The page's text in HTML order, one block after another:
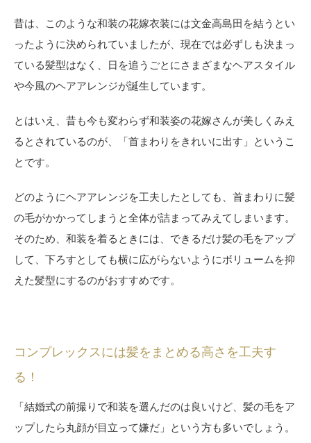
昔は、このような和装の花嫁衣装には文金高島田を結うとい
ったように決められていましたが、現在では必ずしも決まっ
ている髪型はなく、日を追うごとにさまざまなヘアスタイル
や今風のヘアアレンジが誕生しています。
とはいえ、昔も今も変わらず和装姿の花嫁さんが美しくみえ
るとされているのが、「首まわりをきれいに出す」というこ
とです。
どのようにヘアアレンジを工夫したとしても、首まわりに髪
の毛がかかってしまうと全体が詰まってみえてしまいます。
そのため、和装を着るときには、できるだけ髪の毛をアップ
して、下ろすとしても横に広がらないようにボリュームを抑
えた髪型にするのがおすすめです。
コンプレックスには髪をまとめる高さを工夫す
る！
「結婚式の前撮りで和装を選んだのは良いけど、髪の毛をア
ップしたら丸顔が目立って嫌だ」という方も多いでしょう。